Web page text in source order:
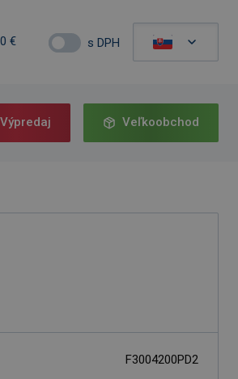
€ s DPH
Výpredaj Veľkoobchod
F3004200PD2